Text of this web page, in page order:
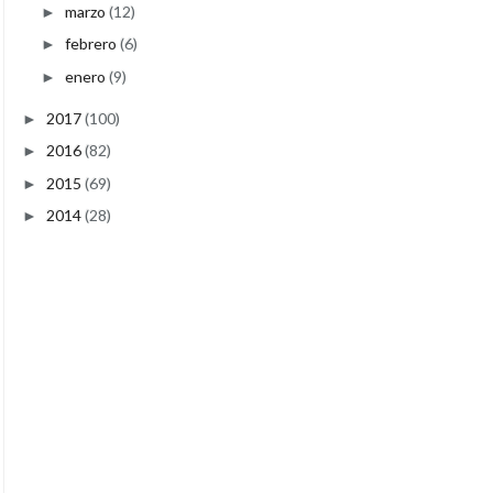
► marzo (12)
► febrero (6)
► enero (9)
► 2017(100)
► 2016(82)
► 2015 (69)
► 2014(28)